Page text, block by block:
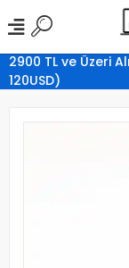
2900 TL ve Üzeri
120USD)